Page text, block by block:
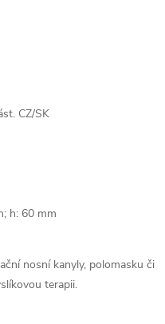
CZ/SK
h: 60 mm
nosní kanyly, polomasku či
terapii.